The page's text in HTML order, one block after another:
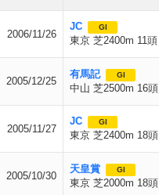
2006/11/26
JC GI
東京 芝2400m 11頭
2005/12/25
有馬記 GI
中山 芝2500m 16頭
2005/11/27
JC GI
東京 芝2400m 18頭
2005/10/30
天皇賞 GI
東京 芝2000m 18頭